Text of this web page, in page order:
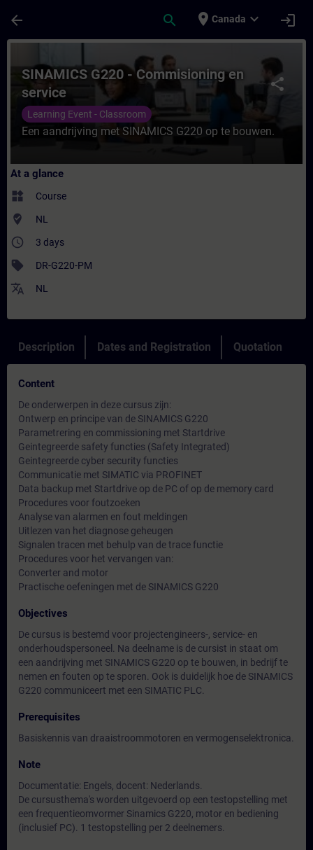
arrow_back search place Canada expand_more login
Course - SINAMICS G220 -
share
SINAMICS G220 - Commisioning en
service
Learning Event - Classroom
Een aandrijving met SINAMICS G220 op te bouwen.
At a glance
widgets Course
where_to_vote NL
access_time 3 days
sell DR-G220-PM
translate NL
Description Dates and Registration Quotation
Content
De onderwerpen in deze cursus zijn:
Ontwerp en principe van de SINAMICS G220
Parametrering en commissioning met Startdrive
Geintegreerde safety functies (Safety Integrated)
Geintegreerde cyber security functies
Communicatie met SIMATIC via PROFINET
Data backup met Startdrive op de PC of op de memory card
Procedures voor foutzoeken
Analyse van alarmen en fout meldingen
Uitlezen van het diagnose geheugen
Signalen tracen met behulp van de trace functie
Procedures voor het vervangen van:
Converter and motor
Practische oefeningen met de SINAMICS G220
Objectives
De cursus is bestemd voor projectengineers-, service- en
onderhoudspersoneel. Na deelname is de cursist in staat om
een aandrijving met SINAMICS G220 op te bouwen, in bedrijf te
nemen en fouten op te sporen. Ook is duidelijk hoe de SINAMICS
G220 communiceert met een SIMATIC PLC.
Prerequisites
Basiskennis van draaistroommotoren en vermogenselektronica.
Note
Documentatie: Engels, docent: Nederlands.
De cursusthema's worden uitgevoerd op een testopstelling met
een frequentieomvormer Sinamics G220, motor en bediening
(inclusief PC). 1 testopstelling per 2 deelnemers.